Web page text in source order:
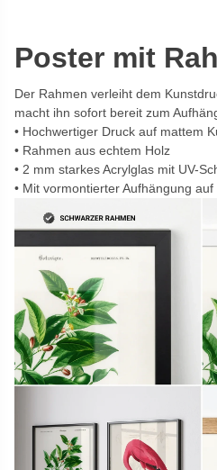
Poster mit
Der Rahmen verleiht dem
macht ihn sofort bereit zum
Hochwertiger Druck auf mattem
Rahmen aus echtem Holz
2 mm starkes Acrylglas mit UV-
Mit vormontierter Aufhängung auf